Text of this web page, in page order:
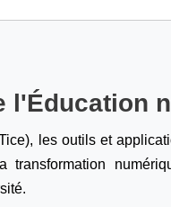
l'Éducation
les outils et
transformation